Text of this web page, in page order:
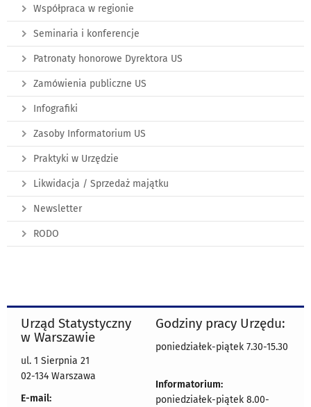
Współpraca w regionie
Seminaria i konferencje
Patronaty honorowe Dyrektora US
Zamówienia publiczne US
Infografiki
Zasoby Informatorium US
Praktyki w Urzędzie
Likwidacja / Sprzedaż majątku
Newsletter
RODO
Urząd Statystyczny
w Warszawie
ul. 1 Sierpnia 21
02-134 Warszawa
E-mail:
Godziny pracy Urzędu:
poniedziałek-piątek 7.30-15.30
Informatorium:
poniedziałek-piątek 8.00-